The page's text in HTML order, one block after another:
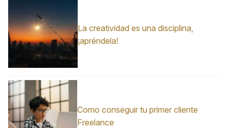
La creatividad es una disciplina,
¡apréndela!
Como conseguir tu primer cliente
Freelance